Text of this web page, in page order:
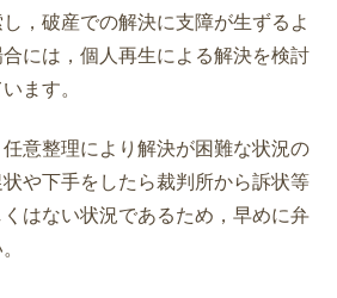
，破産での解決に支障が生ずるよ
には，個人再生による解決を検討
ます。
整理により解決が困難な状況の
や下手をしたら裁判所から訴状等
はない状況であるため，早めに弁